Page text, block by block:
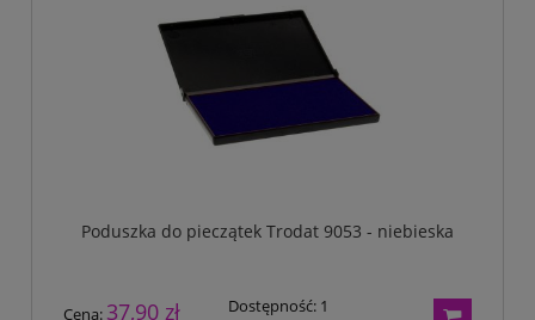
Poduszka do pieczątek Trodat 9053 - niebieska
Cena: 37,90 zł Dostępność: 1